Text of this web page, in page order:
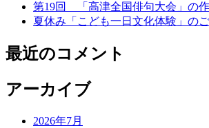
第19回 「高津全国俳句大会」の
夏休み「こども一日文化体験」の
最近のコメント
アーカイブ
2026年7月